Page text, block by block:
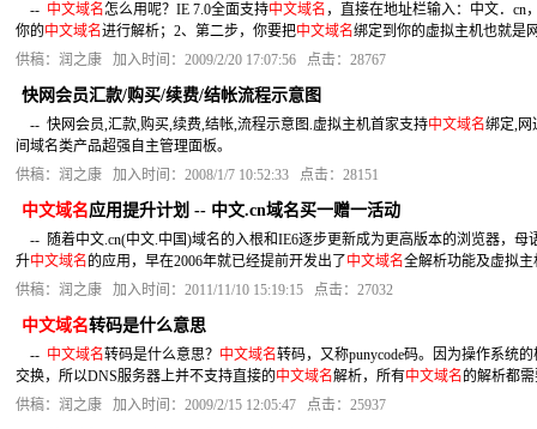
-- 中文域名怎么用呢？IE 7.0全面支持中文域名 ，直接在地址栏输入：中文．cn
你的中文域名进行解析；2、第二步，你要把中文域名绑定到你的虚拟主机也就是
供稿：润之康 加入时间：2009/2/20 17:07:56 点击：28767
快网会员汇款/购买/续费/结帐流程示意图
-- 快网会员,汇款,购买,续费,结帐,流程示意图.虚拟主机首家支持中文域名绑定,网
间域名类产品超强自主管理面板。
供稿：润之康 加入时间：2008/1/7 10:52:33 点击：28151
中文域名应用提升计划 -- 中文.cn域名买一赠一活动
-- 随着中文.cn(中文.中国)域名的入根和IE6逐步更新成为更高版本的浏览器，
升中文域名的应用，早在2006年就已经提前开发出了 中文域名全解析功能及虚拟主
供稿：润之康 加入时间：2011/11/10 15:19:15 点击：27032
中文域名转码是什么意思
-- 中文域名转码是什么意思？ 中文域名转码，又称punycode码。因为操作系统
交换，所以DNS服务器上并不支持直接的中文域名解析，所有中文域名的解析都需
供稿：润之康 加入时间：2009/2/15 12:05:47 点击：25937